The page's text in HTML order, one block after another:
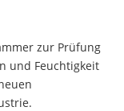
zur Prüfung
und Feuchtigkeit